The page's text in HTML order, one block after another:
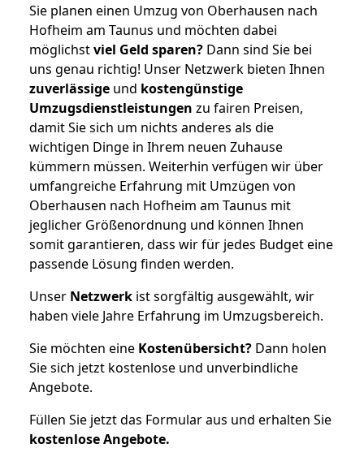
Sie planen einen Umzug von Oberhausen nach
Hofheim am Taunus und möchten dabei
möglichstviel Geld sparen? Dann sind Sie bei
uns genau richtig! Unser Netzwerk bieten Ihnen
zuverlässige und kostengünstige
Umzugsdienstleistungen zu fairen Preisen,
damit Sie sich um nichts anderes als die
wichtigen Dinge in Ihrem neuen Zuhause
kümmern müssen. Weiterhin verfügen wir über
umfangreiche Erfahrung mit Umzügen von
Oberhausen nach Hofheim am Taunus mit
jeglicher Größenordnung und können Ihnen
somit garantieren, dass wir für jedes Budget eine
passende Lösung finden werden.
Unser Netzwerk ist sorgfältig ausgewählt, wir
haben viele Jahre Erfahrung im Umzugsbereich.
Sie möchten eine Kostenübersicht? Dann holen
Sie sich jetzt kostenlose und unverbindliche
Angebote.
Füllen Sie jetzt das Formular aus und erhalten Sie
kostenloseAngebote.